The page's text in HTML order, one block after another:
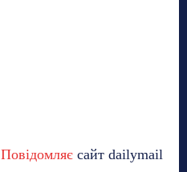
Повідомляє сайт dailymail